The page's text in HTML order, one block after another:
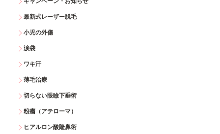
最新式レーザー脱毛
小児の外傷
涙袋
ワキ汗
薄毛治療
切らない眼瞼下垂術
粉瘤（アテローマ）
ヒアルロン酸隆鼻術